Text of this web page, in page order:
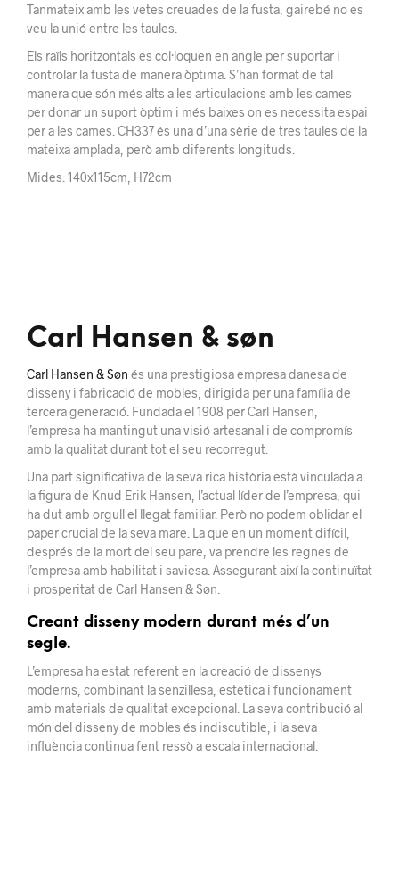
Tanmateix amb les vetes creuades de la fusta, gairebé no es
veu la unió entre les taules.
Els raïls horitzontals es col·loquen en angle per suportar i
controlar la fusta de manera òptima. S’han format de tal
manera que són més alts a les articulacions amb les cames
per donar un suport òptim i més baixes on es necessita espai
per a les cames. CH337 és una d’una sèrie de tres taules de la
mateixa amplada, però amb diferents longituds.
Mides: 140x115cm, H72cm
Carl Hansen & søn
Carl Hansen & Søn és una prestigiosa empresa danesa de
disseny i fabricació de mobles, dirigida per una família de
tercera generació. Fundada el 1908 per Carl Hansen,
l’empresa ha mantingut una visió artesanal i de compromís
amb la qualitat durant tot el seu recorregut.
Una part significativa de la seva rica història està vinculada a
la figura de Knud Erik Hansen, l’actual líder de l’empresa, qui
ha dut amb orgull el llegat familiar. Però no podem oblidar el
paper crucial de la seva mare. La que en un moment difícil,
després de la mort del seu pare, va prendre les regnes de
l’empresa amb habilitat i saviesa. Assegurant així la continuïtat
i prosperitat de Carl Hansen & Søn.
Creant disseny modern durant més d’un
segle.
L’empresa ha estat referent en la creació de dissenys
moderns, combinant la senzillesa, estètica i funcionament
amb materials de qualitat excepcional. La seva contribució al
món del disseny de mobles és indiscutible, i la seva
influència continua fent ressò a escala internacional.